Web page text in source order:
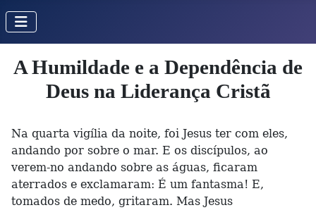
A Humildade e a Dependência de
Deus na Liderança Cristã
Na quarta vigília da noite, foi Jesus ter com eles,
andando por sobre o mar. E os discípulos, ao
verem-no andando sobre as águas, ficaram
aterrados e exclamaram: É um fantasma! E,
tomados de medo, gritaram. Mas Jesus